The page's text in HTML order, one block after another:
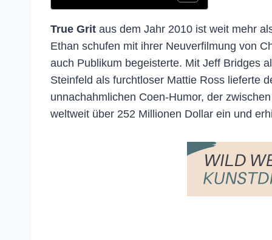
True Grit aus dem Jahr 2010 ist weit mehr
Ethan schufen mit ihrer Neuverfilmung von
auch Publikum begeisterte. Mit Jeff Bridges
Steinfeld als furchtloser Mattie Ross lieferte
unnachahmlichen Coen-Humor, der
weltweit über 252 Millionen Dollar ein und